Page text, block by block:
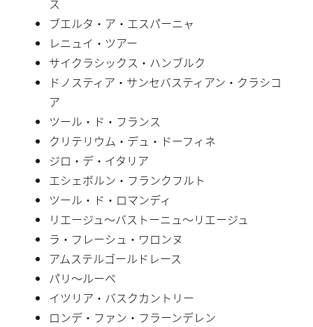
ブエルタ・ア・エスパーニャ
レニュイ・ツアー
サイクラシックス・ハンブルク
ドノスティア・サンセバスティアン・クラシコ
ア
ツール・ド・フランス
クリテリウム・デュ・ドーフィネ
ジロ・デ・イタリア
エシェボルン・フランクフルト
ツール・ド・ロマンディ
リエージュ〜バストーニュ〜リエージュ
ラ・フレーシュ・ワロンヌ
アムステルゴールドレース
パリ〜ルーベ
イツリア・バスクカントリー
ロンデ・ファン・フラーンデレン